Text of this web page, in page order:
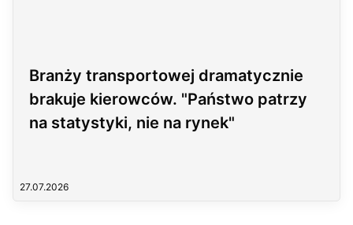
Branży transportowej dramatycznie
brakuje kierowców. "Państwo patrzy
na statystyki, nie na rynek"
27.07.2026